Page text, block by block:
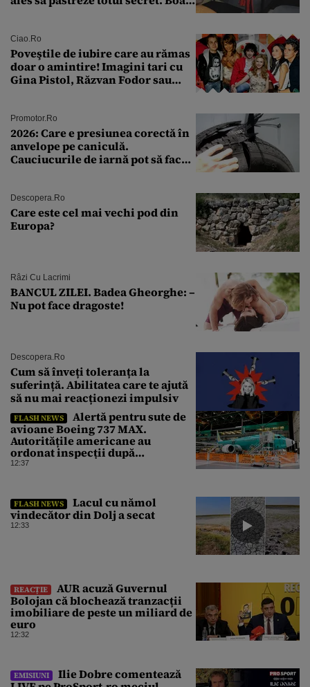
Ciao.ro
Poveştile de iubire care au rămas
doar o amintire! Imagini tari cu
Gina Pistol, Răzvan Fodor sau
Promotor.ro
2026: Care e presiunea corectă în
anvelope pe caniculă.
Cauciucurile de iarnă pot să facă
Descopera.ro
Care este cel mai vechi pod din
Europa?
Râzi Cu Lacrimi
BANCUL ZILEI. Badea Gheorghe: –
Nu pot face dragoste!
Descopera.ro
Cum să înveți toleranța la
suferință. Abilitatea care te ajută
să nu mai reacționezi impulsiv
FLASH NEWS
Alertă pentru sute de
avioane Boeing 737 MAX.
Autoritățile americane au
ordonat inspecții după
descoperirea unor fisuri în
12:37
FLASH NEWS
Lacul cu nămol
vindecător din Dolj a secat
12:33
REACȚIE
AUR acuză Guvernul
Bolojan că blochează tranzacții
imobiliare de peste un miliard de
euro
12:32
EMISIUNI
Ilie Dobre comentează